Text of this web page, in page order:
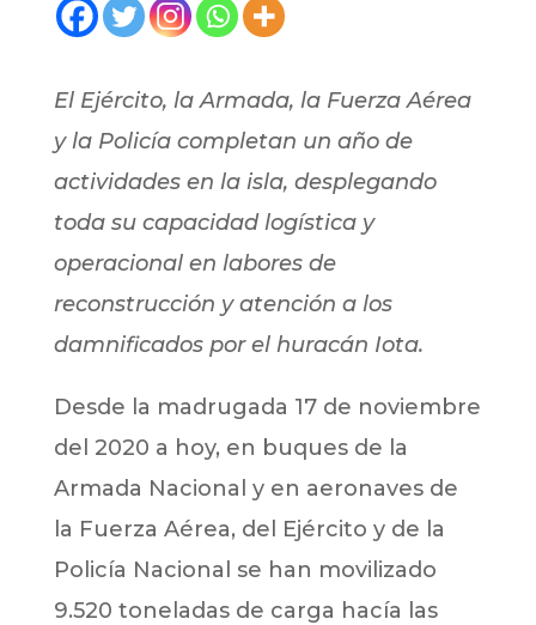
El Ejército, la Armada, la Fuerza Aérea
y la Policía completan un año de
actividades en la isla, desplegando
toda su capacidad logística y
operacional en labores de
reconstrucción y atención a los
damnificados por el huracán Iota.
Desde la madrugada 17 de noviembre
del 2020 a hoy, en buques de la
Armada Nacional y en aeronaves de
la Fuerza Aérea, del Ejército y de la
Policía Nacional se han movilizado
9.520 toneladas de carga hacía las